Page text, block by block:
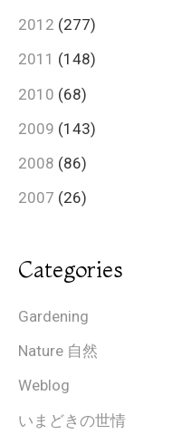
2012 (277)
2011 (148)
2010 (68)
2009 (143)
2008 (86)
2007 (26)
Categories
Gardening
Nature 自然
Weblog
いまどきの世情